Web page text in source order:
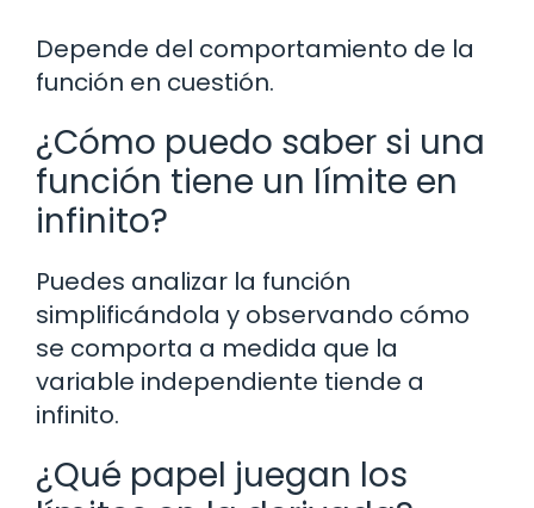
Depende del comportamiento de la
función en cuestión.
¿Cómo puedo saber si una
función tiene un límite en
infinito?
Puedes analizar la función
simplificándola y observando cómo
se comporta a medida que la
variable independiente tiende a
infinito.
¿Qué papel juegan los